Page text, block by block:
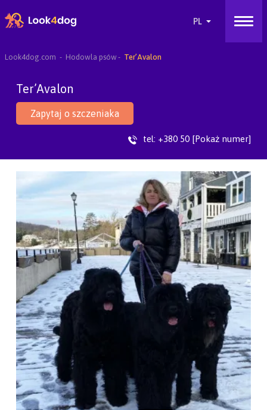
Look4dog.com Hodowla psów Ter’Avalon
Ter’Avalon
Zapytaj o szczeniaka
tel: +380 50 [Pokaż numer]